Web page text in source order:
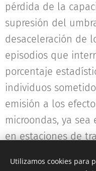
pérdida de la
supresión del
desaceleración de
episodios que
porcentaje
individuos
emisión a los
microondas, ya
en estaciones de
Utilizamos cookies para